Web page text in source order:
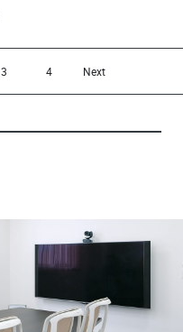
3 4 Next